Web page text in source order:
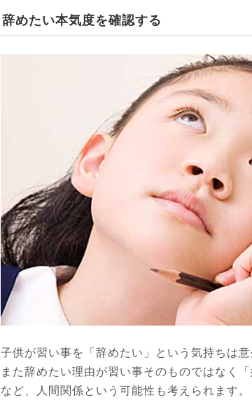
辞めたい本気度を確認する
子供が習い事を「辞めたい」という気持ちは
また辞めたい理由が習い事そのものではなく
など、人間関係という可能性も考えられます。